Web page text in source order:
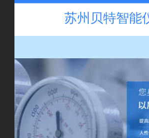
苏州贝特智能